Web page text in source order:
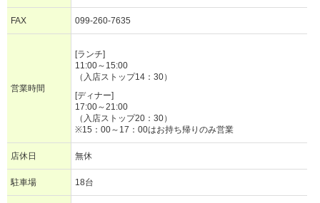
FAX 099-260-7635
営業時間
[ランチ]
11:00～15:00
（入店ストップ14：30）
[ディナー]
17:00～21:00
（入店ストップ20：30）
※15：00～17：00はお持ち帰りのみ営業
店休日 無休
駐車場 18台